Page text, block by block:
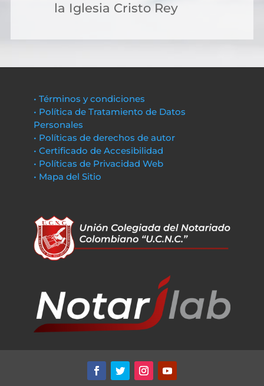
la Iglesia Cristo Rey
• Términos y condiciones
• Política de Tratamiento de Datos
Personales
• Políticas de derechos de autor
• Certificado de Accesibilidad
• Políticas de Privacidad Web
• Mapa del Sitio